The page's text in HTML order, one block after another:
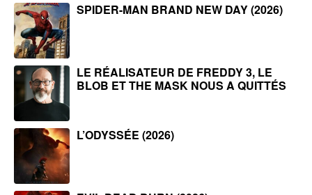
SPIDER-MAN BRAND NEW DAY (2026)
LE RÉALISATEUR DE FREDDY 3, LE
BLOB ET THE MASK NOUS A QUITTÉS
L’ODYSSÉE (2026)